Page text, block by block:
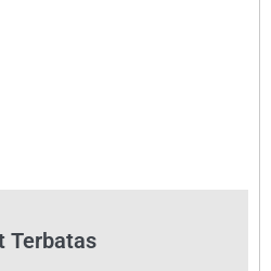
Terbatas